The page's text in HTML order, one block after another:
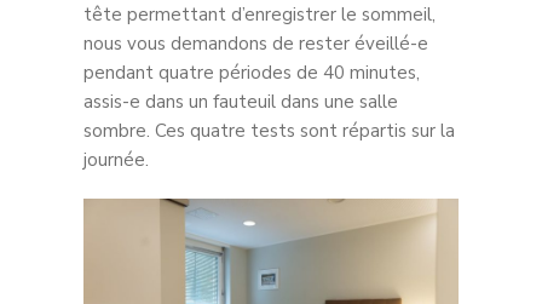
tête permettant d’enregistrer le sommeil,
nous vous demandons de rester éveillé-e
pendant quatre périodes de 40 minutes,
assis-e dans un fauteuil dans une salle
sombre. Ces quatre tests sont répartis sur la
journée.